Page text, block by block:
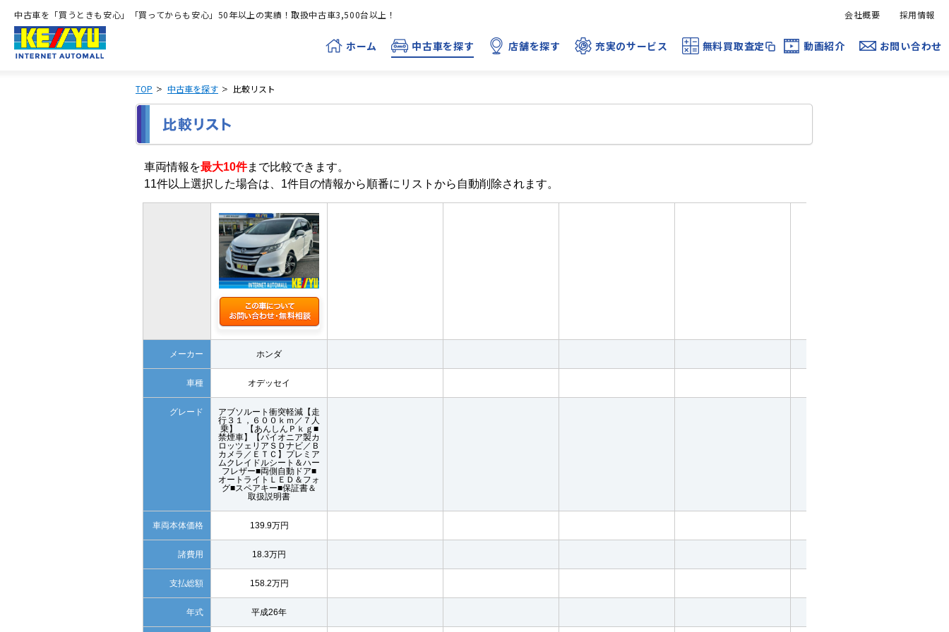
中古車を「買うときも安心」「買ってからも安心」50年以上の実績！取扱中古車3,500台以上！
ホーム 中古車を探す 店舗を探す 充実のサービス 無料買取査定 動画紹介 お問い合わせ
会社概要 採用情報
TOP 中古車を探す 比較リスト
車両情報を最大10件まで比較できます。
11件以上選択した場合は、1件目の情報から順番にリストから自動削除されます。
メーカー ホンダ
車種 オデッセイ
グレード
アブソルート衝突軽減【走
行３１，６００ｋｍ／７人
乗】 【あんしんＰｋｇ■
禁煙車】【パイオニア製カ
ロッツェリアＳＤナビ／Ｂ
カメラ／ＥＴＣ】プレミア
ムクレイドルシート＆ハー
フレザー■両側自動ドア■
オートライトＬＥＤ＆フォ
グ■スペアキー■保証書＆
取扱説明書
車両本体価格 139.9万円
諸費用 18.3万円
支払総額 158.2万円
年式 平成26年